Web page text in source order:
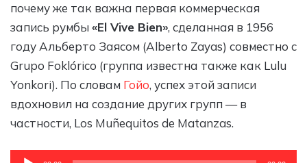
почему же так важна первая коммерческая
запись румбы «El Vive Bien», сделанная в 1956
году Альберто Заясом (Alberto Zayas) совместно с
Grupo Foklórico (группа известна также как Lulu
Yonkori). По словам Гойо, успех этой записи
вдохновил на создание других групп — в
частности, Los Muñequitos de Matanzas.
Аудиоплеер